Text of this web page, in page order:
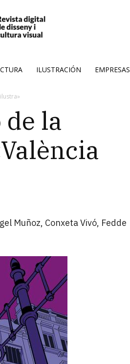
ILUSTRACIÓN EMPRESAS
la
Muñoz, Conxeta Vivó, Fedde